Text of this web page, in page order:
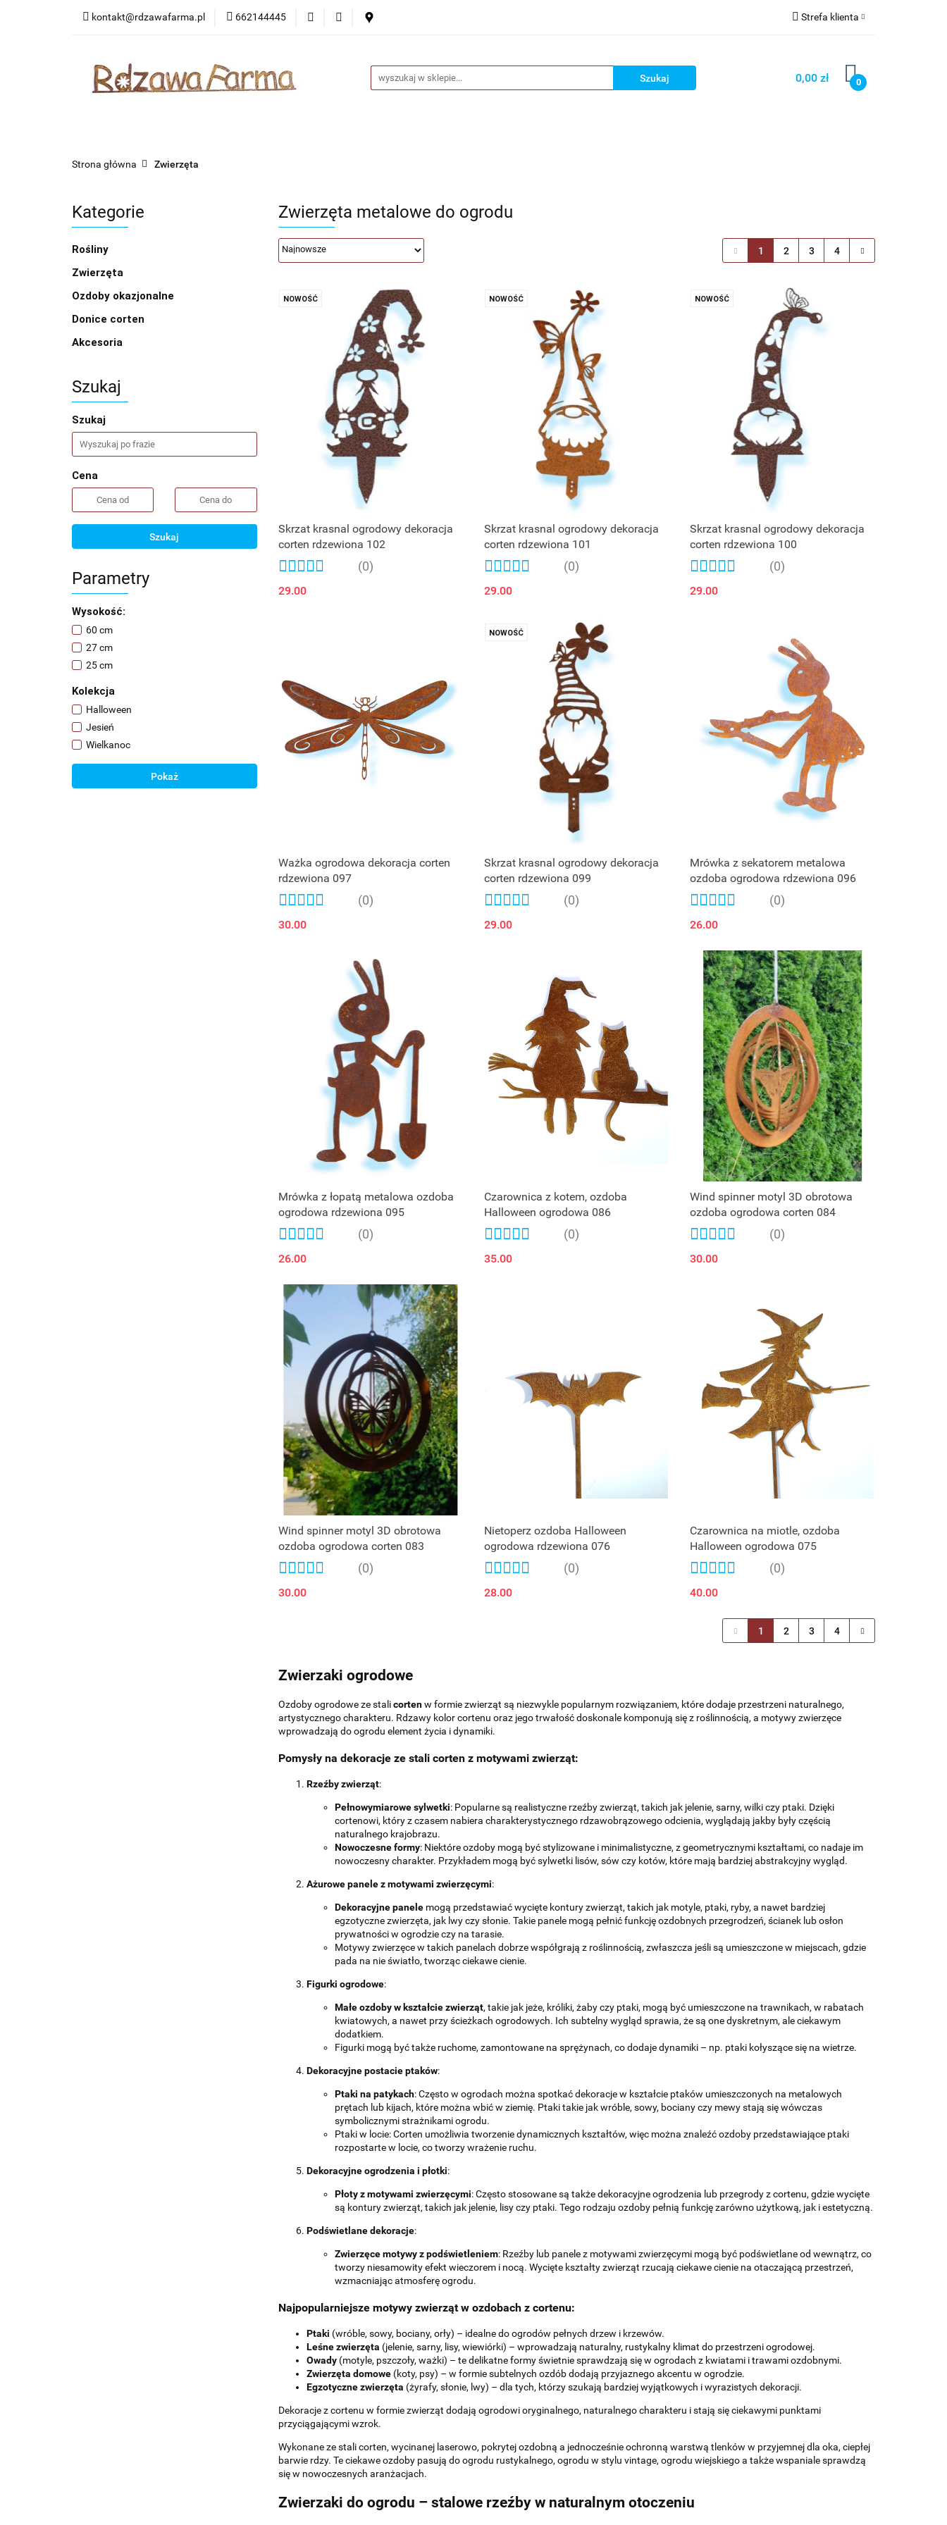
kontakt@rdzawafarma.pl 662144445 Strefa klienta
Zarejestruj się
0,00 zł 0
Rośliny Zwierzęta Ozdoby okazjonalne
Kontakt Wasze Fantazje
Strona główna Zwierzęta
Kategorie
Rośliny
Zwierzęta
Ozdoby okazjonalne
Donice corten
Akcesoria
Szukaj
Szukaj
Cena
Szukaj
Parametry
Wysokość:
60 cm
27 cm
25 cm
Kolekcja
Halloween
Jesień
Wielkanoc
Pokaż
Zwierzęta metalowe do ogrodu
1 2 3 4
NOWOŚĆ
Skrzat krasnal ogrodowy dekoracja
corten rdzewiona 102
(0)
29.00
NOWOŚĆ
Skrzat krasnal ogrodowy dekoracja
corten rdzewiona 101
(0)
29.00
NOWOŚĆ
Skrzat krasnal ogrodowy dekoracja
corten rdzewiona 100
(0)
29.00
Ważka ogrodowa dekoracja corten
rdzewiona 097
(0)
30.00
NOWOŚĆ
Skrzat krasnal ogrodowy dekoracja
corten rdzewiona 099
(0)
29.00
Mrówka z sekatorem metalowa
ozdoba ogrodowa rdzewiona 096
(0)
26.00
Mrówka z łopatą metalowa ozdoba
ogrodowa rdzewiona 095
(0)
26.00
Czarownica z kotem, ozdoba
Halloween ogrodowa 086
(0)
35.00
Wind spinner motyl 3D obrotowa
ozdoba ogrodowa corten 084
(0)
30.00
Wind spinner motyl 3D obrotowa
ozdoba ogrodowa corten 083
(0)
30.00
Nietoperz ozdoba Halloween
ogrodowa rdzewiona 076
(0)
28.00
Czarownica na miotle, ozdoba
Halloween ogrodowa 075
(0)
40.00
1 2 3 4
Zwierzaki ogrodowe
Ozdoby ogrodowe ze stalicortenw formie zwierząt są niezwykle popularnym rozwiązaniem, które dodaje przestrzeni naturalnego,
artystycznego charakteru. Rdzawy kolor cortenu oraz jego trwałość doskonale komponują się z roślinnością, a motywy zwierzęce
wprowadzają do ogrodu element życia i dynamiki.
Pomysły na dekoracje ze stali corten z motywami zwierząt:
Rzeźby zwierząt:
Pełnowymiarowe sylwetki: Popularne są realistyczne rzeźby zwierząt, takich jak jelenie, sarny, wilki czy ptaki. Dzięki
cortenowi, który z czasem nabiera charakterystycznego rdzawobrązowego odcienia, wyglądają jakby były częścią
naturalnego krajobrazu.
Nowoczesne formy: Niektóre ozdoby mogą być stylizowane i minimalistyczne, z geometrycznymi kształtami, co nadaje im
nowoczesny charakter. Przykładem mogą być sylwetki lisów, sów czy kotów, które mają bardziej abstrakcyjny wygląd.
Ażurowe panele z motywami zwierzęcymi:
Dekoracyjne panelemogą przedstawiać wycięte kontury zwierząt, takich jak motyle, ptaki, ryby, a nawet bardziej
egzotyczne zwierzęta, jak lwy czy słonie. Takie panele mogą pełnić funkcję ozdobnych przegrodzeń, ścianek lub osłon
prywatności w ogrodzie czy na tarasie.
Motywy zwierzęce w takich panelach dobrze współgrają z roślinnością, zwłaszcza jeśli są umieszczone w miejscach, gdzie
pada na nie światło, tworząc ciekawe cienie.
Figurki ogrodowe:
Małe ozdoby w kształcie zwierząt, takie jak jeże, króliki, żaby czy ptaki, mogą być umieszczone na trawnikach, w rabatach
kwiatowych, a nawet przy ścieżkach ogrodowych. Ich subtelny wygląd sprawia, że są one dyskretnym, ale ciekawym
dodatkiem.
Figurki mogą być także ruchome, zamontowane na sprężynach, co dodaje dynamiki – np. ptaki kołyszące się na wietrze.
Dekoracyjne postacie ptaków:
Ptaki na patykach: Często w ogrodach można spotkać dekoracje w kształcie ptaków umieszczonych na metalowych
prętach lub kijach, które można wbić w ziemię. Ptaki takie jak wróble, sowy, bociany czy mewy stają się wówczas
symbolicznymi strażnikami ogrodu.
Ptaki w locie: Corten umożliwia tworzenie dynamicznych kształtów, więc można znaleźć ozdoby przedstawiające ptaki
rozpostarte w locie, co tworzy wrażenie ruchu.
Dekoracyjne ogrodzenia i płotki:
Płoty z motywami zwierzęcymi: Często stosowane są także dekoracyjne ogrodzenia lub przegrody z cortenu, gdzie wycięte
są kontury zwierząt, takich jak jelenie, lisy czy ptaki. Tego rodzaju ozdoby pełnią funkcję zarówno użytkową, jak i estetyczną.
Podświetlane dekoracje:
Zwierzęce motywy z podświetleniem: Rzeźby lub panele z motywami zwierzęcymi mogą być podświetlane od wewnątrz, co
tworzy niesamowity efekt wieczorem i nocą. Wycięte kształty zwierząt rzucają ciekawe cienie na otaczającą przestrzeń,
wzmacniając atmosferę ogrodu.
Najpopularniejsze motywy zwierząt w ozdobach z cortenu:
Ptaki (wróble, sowy, bociany, orły) – idealne do ogrodów pełnych drzew i krzewów.
Leśne zwierzęta (jelenie, sarny, lisy, wiewiórki) – wprowadzają naturalny, rustykalny klimat do przestrzeni ogrodowej.
Owady(motyle, pszczoły, ważki) – te delikatne formy świetnie sprawdzają się w ogrodach z kwiatami i trawami ozdobnymi.
Zwierzęta domowe(koty, psy) – w formie subtelnych ozdób dodają przyjaznego akcentu w ogrodzie.
Egzotyczne zwierzęta (żyrafy, słonie, lwy) – dla tych, którzy szukają bardziej wyjątkowych i wyrazistych dekoracji.
Dekoracje z cortenu w formie zwierząt dodają ogrodowi oryginalnego, naturalnego charakteru i stają się ciekawymi punktami
przyciągającymi wzrok.
Wykonane ze stali corten, wycinanej laserowo, pokrytej ozdobną a jednocześnie ochronną warstwą tlenków w przyjemnej dla oka, ciepłej
barwie rdzy. Te ciekawe ozdoby pasują do ogrodu rustykalnego, ogrodu w stylu vintage, ogrodu wiejskiego a także wspaniale sprawdzą
się w nowoczesnych aranżacjach.
Zwierzaki do ogrodu – stalowe rzeźby w naturalnym otoczeniu